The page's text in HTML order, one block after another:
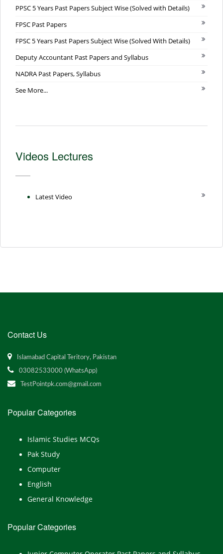
PPSC 5 Years Past Papers Subject Wise (Solved with Details)
FPSC Past Papers
FPSC 5 Years Past Papers Subject Wise (Solved With Details)
Deputy Accountant Past Papers and Syllabus
NADRA Past Papers, Syllabus
See More...
Videos Lectures
Latest Video
Contact Us
Islamabad Capital Teritory, Pakistan
03082533000 (WhatsApp)
TestPointpk.com@gmail.com
Popular Categories
Islamic Studies MCQs
Pak Study
Computer
English
General Knowledge
Popular Categories